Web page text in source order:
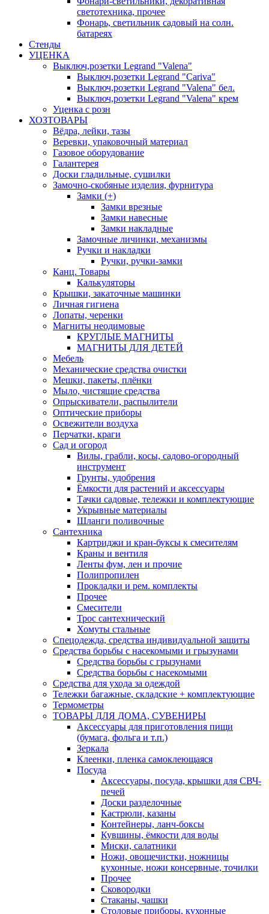
светотехника, прочее
Фонарь, светильник садовый на солн.
батареях
Стенды
УЦЕНКА
Выключ,розетки Legrand "Valena"
Выключ,розетки Legrand "Cariva"
Выключ,розетки Legrand "Valena" бел.
Выключ,розетки Legrand "Valena" крем
Уценка с розн
ХОЗТОВАРЫ
Вёдра, лейки, тазы
Веревки, упаковочный материал
Газовое оборудование
Галантерея
Доски гладильные, сушилки
Замочно-скобяные изделия, фурнитура
Замки (+)
Замки врезные
Замки навесные
Замки накладные
Замочные личинки, механизмы
Ручки и накладки
Ручки, ручки-замки
Канц. Товары
Калькуляторы
Крышки, закаточные машинки
Личная гигиена
Лопаты, черенки
Магниты неодимовые
КРУГЛЫЕ МАГНИТЫ
МАГНИТЫ ДЛЯ ДЕТЕЙ
Мебель
Механические средства очистки
Мешки, пакеты, плёнки
Мыло, чистящие средства
Опрыскиватели, распылители
Оптические приборы
Освежители воздуха
Перчатки, краги
Сад и огород
Вилы, грабли, косы, садово-огородный
инструмент
Грунты, удобрения
Ёмкости для растений и аксессуары
Тачки садовые, тележки и комплектующие
Укрывные материалы
Шланги поливочные
Сантехника
Картриджи и кран-буксы к смесителям
Краны и вентиля
Ленты фум, лен и прочие
Полипропилен
Прокладки и рем. комплекты
Прочее
Смесители
Трос сантехнический
Хомуты стальные
Спецодежда, средства индивидуальной защиты
Средства борьбы с насекомыми и грызунами
Средства борьбы с грызунами
Средства борьбы с насекомыми
Средства для ухода за одеждой
Тележки багажные, складские + комплектующие
Термометры
ТОВАРЫ ДЛЯ ДОМА, СУВЕНИРЫ
Аксессуары для приготовления пищи
(бумага, фольга и т.п.)
Зеркала
Клеенки, пленка самоклеющаяся
Посуда
Аксессуары, посуда, крышки для СВЧ-
печей
Доски разделочные
Кастрюли, казаны
Контейнеры, ланч-боксы
Кувшины, ёмкости для воды
Миски, салатники
Ножи, овощечистки, ножницы
кухонные, ножи консервные, точилки
Прочее
Сковородки
Стаканы, чашки
Столовые приборы, кухонные